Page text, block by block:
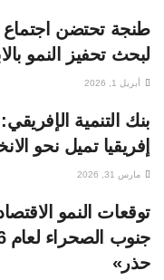
طنجة تحتضن اجتماع
لبحث تحفيز النمو
أبريل 1, 2026
بنك التنمية
إفريقيا تميل نحو
مارس 31, 2026
توقعات النمو
حذر»